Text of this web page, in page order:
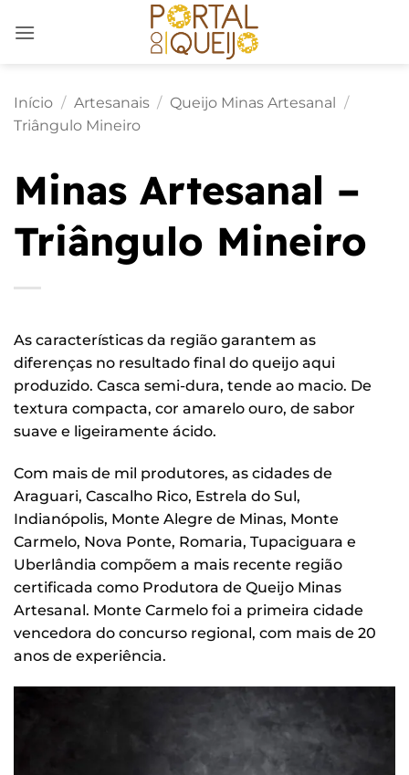
Início / Artesanais / Queijo Minas Artesanal /
Triângulo Mineiro
Minas Artesanal –
Triângulo Mineiro
As características da região garantem as
diferenças no resultado final do queijo aqui
produzido. Casca semi-dura, tende ao macio. De
textura compacta, cor amarelo ouro, de sabor
suave e ligeiramente ácido.
Com mais de mil produtores, as cidades de
Araguari, Cascalho Rico, Estrela do Sul,
Indianópolis, Monte Alegre de Minas, Monte
Carmelo, Nova Ponte, Romaria, Tupaciguara e
Uberlândia compõem a mais recente região
certificada como Produtora de Queijo Minas
Artesanal. Monte Carmelo foi a primeira cidade
vencedora do concurso regional, com mais de 20
anos de experiência.